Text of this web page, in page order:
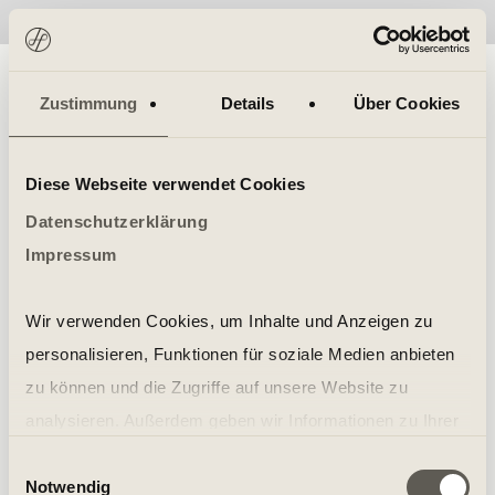
Zustimmung Details Über Cookies
Diese Webseite verwendet Cookies
Datenschutzerklärung
Impressum
Wir verwenden Cookies, um Inhalte und Anzeigen zu
personalisieren, Funktionen für soziale Medien anbieten
zu können und die Zugriffe auf unsere Website zu
soziale Medien, Werbung und Analysen weiter. Unsere
Notwendig